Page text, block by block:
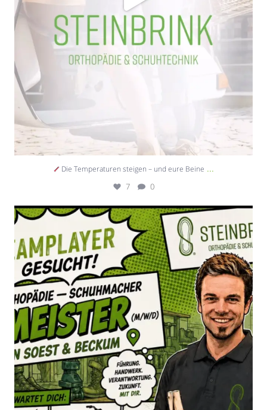
Die Temperaturen steigen – und eure Beine ...
7 0
Teamplayer gesucht
15 0